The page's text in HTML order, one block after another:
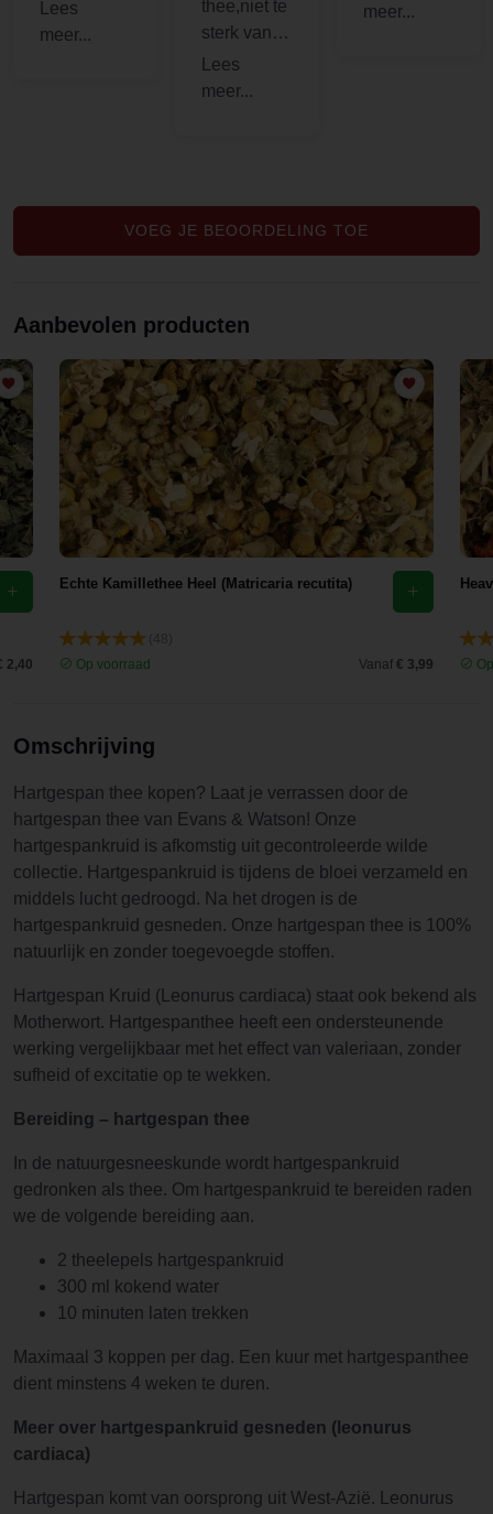
thee,niet te
sterk van
smaak.
Drink hier
opslagprakt
VOEG JE BEOORDELING TOE
Aanbevolen producten
2,40
Echte Kamillethee Heel (Matricaria recutita)
Op voorraad
Vanaf € 3,99
Omschrijving
Hartgespan thee kopen? Laat je verrassen door de
hartgespan thee van Evans & Watson! Onze
hartgespankruid is afkomstig uit gecontroleerde wilde
collectie. Hartgespankruid is tijdens de bloei verzameld en
middels lucht gedroogd. Na het drogen is de
hartgespankruid gesneden. Onze hartgespan thee is 100%
natuurlijk en zonder toegevoegde stoffen.
Hartgespan Kruid (Leonurus cardiaca) staat ook bekend als
Motherwort. Hartgespanthee heeft een ondersteunende
werking vergelijkbaar met het effect van valeriaan, zonder
sufheid of excitatie op te wekken.
Bereiding – hartgespan thee
In de natuurgesneeskunde wordt hartgespankruid
gedronken als thee. Om hartgespankruid te bereiden raden
we de volgende bereiding aan.
2 theelepels hartgespankruid
300 ml kokend water
10 minuten laten trekken
Maximaal 3 koppen per dag. Een kuur met hartgespanthee
dient minstens 4 weken te duren.
Meer over hartgespankruid gesneden (leonurus
cardiaca)
Hartgespan komt van oorsprong uit West-Azië. Leonurus